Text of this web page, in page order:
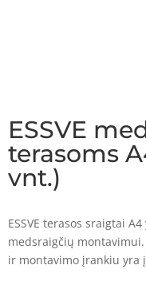
ESSVE
terasoms
vnt.)
ESSVE terasos sraigtai
medsraigčių
ir montavimo įrankiu yra